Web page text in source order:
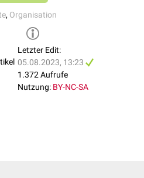
, Organisation
Letzter Edit:
05.08.2023, 13:23
1.372 Aufrufe
Nutzung: BY-NC-SA